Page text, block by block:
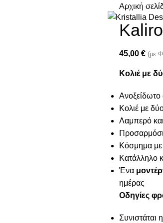
Join our newsletter and enjoy 10% Off
Αρχική
45,00 € (με
Κολιέ με
Ανοξείδωτο
Κολιέ με
Λαμπερό
Κόσμημα με
Κατάλληλο
Ένα
ημέρας
Οδηγίες
Συνιστάται